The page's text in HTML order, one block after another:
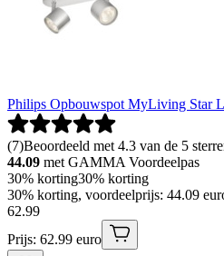
Philips Opbouwspot MyLiving Star
(7)Beoordeeld met 4.3 van de 5
44.09 met GAMMA Voordeelpas
30% korting30% korting
30% korting, voordeelprijs: 44.09
62.99
Prijs: 62.99 euro